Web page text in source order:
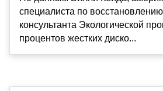
специалиста по
консультанта Экологической
процентов жестких диско...